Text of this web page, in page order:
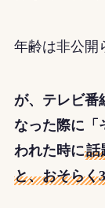
年齢は非公開
が、テレビ番
なった際に「
われた時に話
と、おそらく